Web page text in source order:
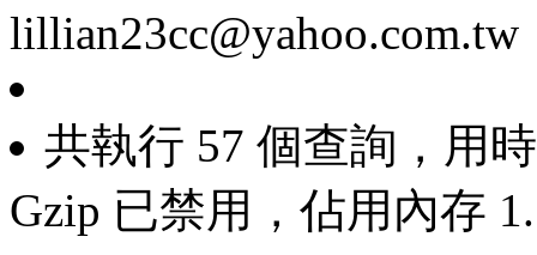
lillian23cc@yahoo.com.tw
共執行 57 個查詢，用
Gzip 已禁用，佔用內存